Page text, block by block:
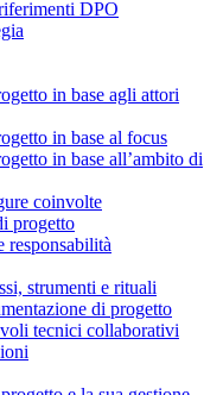
DPO
in base agli attori
in base al focus
in base all’ambito di
coinvolte
progetto
strumenti e rituali
di progetto
tecnici collaborativi